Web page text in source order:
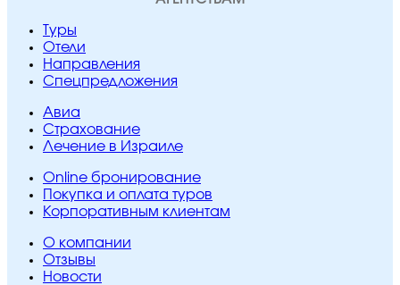
Туры
Отели
Направления
Спецпредложения
Авиа
Страхование
Лечение в Израиле
Online бронирование
Покупка и оплата туров
Корпоративным клиентам
O компании
Отзывы
Новости